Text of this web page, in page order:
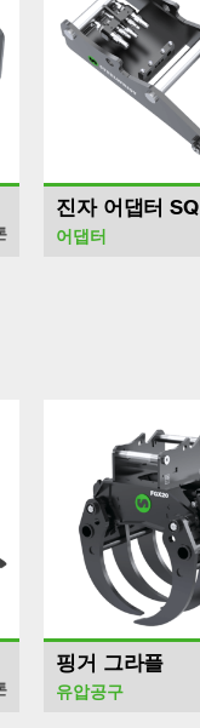
진자 어댑터 SQ
어댑터
핑거 그라플
유압공구